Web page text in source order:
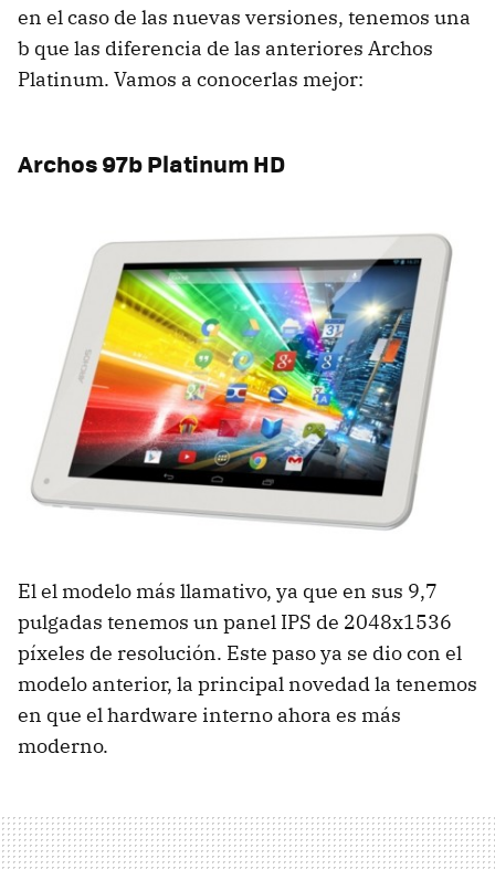
en el caso de las nuevas versiones, tenemos una
b que las diferencia de las anteriores Archos
Platinum. Vamos a conocerlas mejor:
Archos 97b Platinum HD
El el modelo más llamativo, ya que en sus 9,7
pulgadas tenemos un panel IPS de 2048x1536
píxeles de resolución. Este paso ya se dio con el
modelo anterior, la principal novedad la tenemos
en que el hardware interno ahora es más
moderno.